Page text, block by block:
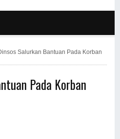
Salurkan Bantuan Pada Korban
Pada Korban